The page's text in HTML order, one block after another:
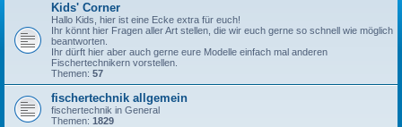
Kids' Corner
Hallo Kids, hier ist eine Ecke extra für euch!
Ihr könnt hier Fragen aller Art stellen, die wir euch gerne so schnell wie möglich
beantworten.
Ihr dürft hier aber auch gerne eure Modelle einfach mal anderen
Fischertechnikern vorstellen.
Themen: 57
fischertechnik allgemein
fischertechnik in General
Themen: 1829